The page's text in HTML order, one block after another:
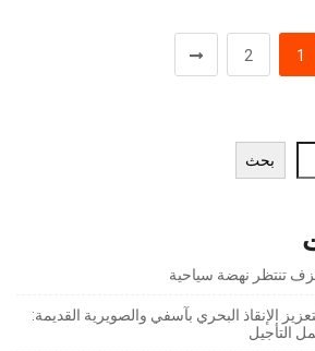
1
2
بحث
الإنقاذ البحري بآسفي والصويرية القديمة: